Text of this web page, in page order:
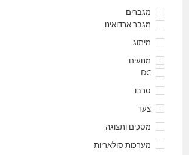
מגברים
מגבר ארדואינו
מיתוג
מנועים
DC
סרבו
צעד
מסכים ותצוגה
מערכות סולאריות